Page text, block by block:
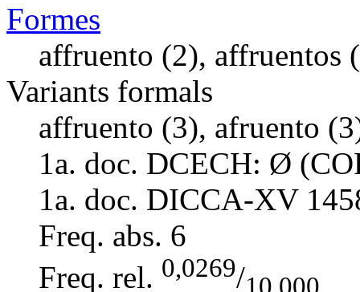
Formes
affruento (2), affruentos
Variants formals
affruento (3), afruento
1a. doc. DCECH: Ø
1a. doc. DICCA-XV
Freq. abs. 6
Freq. rel. 0,0269/10.000